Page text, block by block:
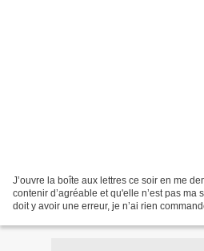
J’ouvre la boîte aux lettres ce soir en me
contenir d’agréable et qu'elle n’est pas ma
doit y avoir une erreur, je n’ai rien